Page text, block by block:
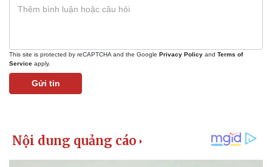
This site is protected by reCAPTCHA and the Google Privacy Policy and Terms of
Service apply.
Gửi tin